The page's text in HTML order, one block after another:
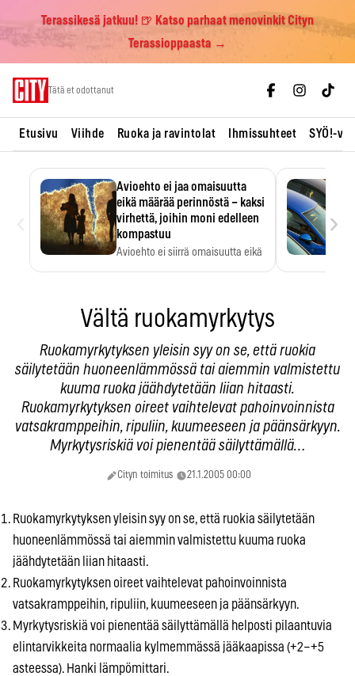
Terassikesä jatkuu! 🍺 Katso parhaat menovinkit Cityn
Terassioppaasta →
Tätä et odottanut
Etusivu Viihde Ruoka ja ravintolat Ihmissuhteet SYÖ!-
Avioehto ei jaa omaisuutta
eikä määrää perinnöstä – kaksi
virhettä, joihin moni edelleen
kompastuu
Avioehto ei siirrä omaisuutta eikä
›
Vältä ruokamyrkytys
Ruokamyrkytyksen yleisin syy on se, että ruokia
säilytetään huoneenlämmössä tai aiemmin valmistettu
kuuma ruoka jäähdytetään liian hitaasti.
Ruokamyrkytyksen oireet vaihtelevat pahoinvoinnista
vatsakramppeihin, ripuliin, kuumeeseen ja päänsärkyyn.
Myrkytysriskiä voi pienentää säilyttämällä…
Cityn toimitus 21.1.2005 00:00
Ruokamyrkytyksen yleisin syy on se, että ruokia säilytetään
huoneenlämmössä tai aiemmin valmistettu kuuma ruoka
jäähdytetään liian hitaasti.
Ruokamyrkytyksen oireet vaihtelevat pahoinvoinnista
vatsakramppeihin, ripuliin, kuumeeseen ja päänsärkyyn.
Myrkytysriskiä voi pienentää säilyttämällä helposti pilaantuvia
elintarvikkeita normaalia kylmemmässä jääkaapissa (+2–+5
asteessa). Hanki lämpömittari.